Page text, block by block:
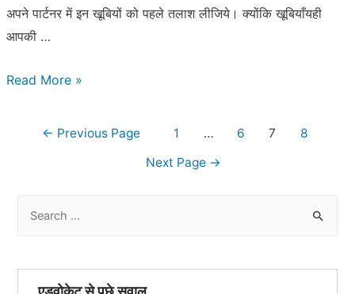
अपने पार्टनर में इन खूबियों को पहले तलाश लीजिये। क्योंकि खूबियाँयही
आपकी …
लव
Read More »
Posts
← Previous Page 1 … 6 7
8
Next Page →
r